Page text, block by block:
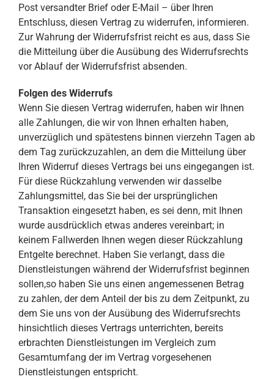
Post versandter Brief oder E-Mail – über Ihren
Entschluss, diesen Vertrag zu widerrufen, informieren.
Zur Wahrung der Widerrufsfrist reicht es aus, dass Sie
die Mitteilung über die Ausübung des Widerrufsrechts
vor Ablauf der Widerrufsfrist absenden.
Folgen des Widerrufs
Wenn Sie diesen Vertrag widerrufen, haben wir Ihnen
alle Zahlungen, die wir von Ihnen erhalten haben,
unverzüglich und spätestens binnen vierzehn Tagen ab
dem Tag zurückzuzahlen, an dem die Mitteilung über
Ihren Widerruf dieses Vertrags bei uns eingegangen ist.
Für diese Rückzahlung verwenden wir dasselbe
Zahlungsmittel, das Sie bei der ursprünglichen
Transaktion eingesetzt haben, es sei denn, mit Ihnen
wurde ausdrücklich etwas anderes vereinbart; in
keinem Fallwerden Ihnen wegen dieser Rückzahlung
Entgelte berechnet. Haben Sie verlangt, dass die
Dienstleistungen während der Widerrufsfrist beginnen
sollen,so haben Sie uns einen angemessenen Betrag
zu zahlen, der dem Anteil der bis zu dem Zeitpunkt, zu
dem Sie uns von der Ausübung des Widerrufsrechts
hinsichtlich dieses Vertrags unterrichten, bereits
erbrachten Dienstleistungen im Vergleich zum
Gesamtumfang der im Vertrag vorgesehenen
Dienstleistungen entspricht.